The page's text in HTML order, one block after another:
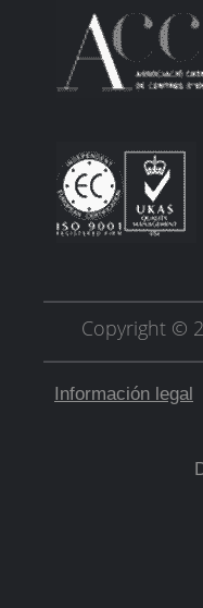
Copyright ©
Información legal